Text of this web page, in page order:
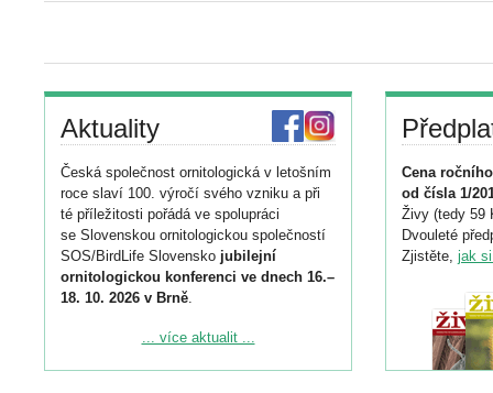
Aktuality
Česká společnost ornitologická v letošním
roce slaví 100. výročí svého vzniku a při
té příležitosti pořádá ve spolupráci
se Slovenskou ornitologickou společností
SOS/BirdLife Slovensko jubilejní
ornitologickou konferenci ve dnech 16.–
18. 10. 2026 v Brně.
Podrobnější informace ke konferenci
... více aktualit ...
Cena
od čísla 1/
Živy (tedy 59
Dvouleté
Zjistěte, jak